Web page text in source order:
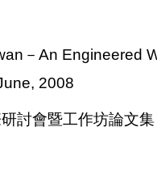
－An Engineered
2008
討會暨工作坊論文